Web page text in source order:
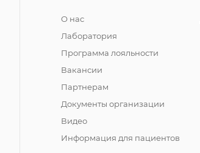
О нас
Лаборатория
Программа лояльности
Вакансии
Партнерам
Документы организации
Видео
Информация для пациентов